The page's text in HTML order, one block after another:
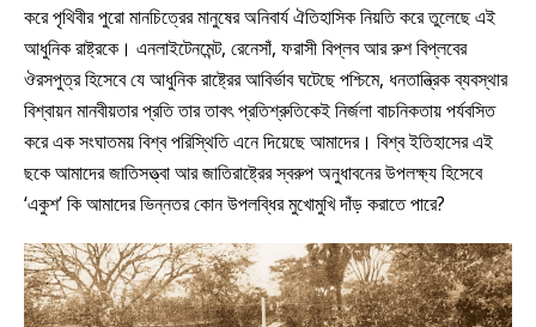
করে পৃথিবীর পুরো মানচিত্রের মানুষের অনিবার্য ঐতিহাসিক নিয়তি করে তুলেছে এই
আধুনিক রাষ্ট্রকে। এনলাইটেনমেন্ট, রেনেসাঁ, ফরাসী বিপ্লব আর রুশ বিপ্লবের
ঔরসপুত্র হিসেবে যে আধুনিক রাষ্ট্রের আবির্ভাব ঘটেছে পশ্চিমে, ধনতান্ত্রিক ব্যবস্থার
বিশ্বায়ন মানবীয়তার প্রতি তার তাবৎ প্রতিশ্রুতিকেই নির্জলা বাচনিকতায় পর্যবসিত
করে এক সংঘাতময় বিশ্ব পরিস্থিতি এনে দিয়েছে আমাদের। বিশ্ব ইতিহাসের এই
ছকে আমাদের জাতিসত্ত্বা আর জাতিরাষ্ট্রের স্বরুপ অনুধাবনের উপলক্ষ্য হিসেবে
‘একুশ’ কি আমাদের ভিন্নতর কোন উপলব্ধির মুখোমুখি দাঁড় করাতে পারে?